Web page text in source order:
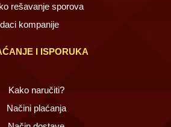
rešavanje sporova
kompanije
I ISPORUKA
Kako naručiti?
Načini plaćanja